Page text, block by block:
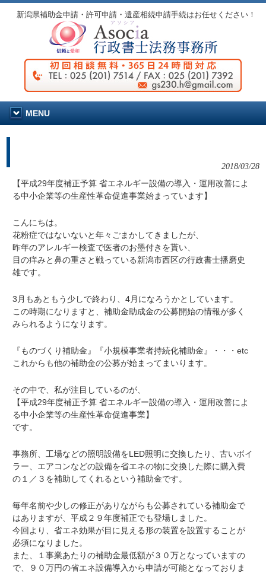
新潟県補助金申請・許可申請・遺産相続申請手続はお任せください！
MENU
2018/03/28
【平成29年度補正予算 省エネルギー設備の導入・運用改善によ
る中小企業等の生産性革命促進事業始まっています】
こんにちは。
花粉症ではないないと年々ごまかしてきましたが、
昨年のアレルギー検査で医者のお墨付きを貰い、
目の痒みと鼻の重さと戦っている新潟市西区の行政書士播磨史
雄です。
3月もあともう少しで終わり、4月になろうかとしています。
この時期になりますと、補助金助成金の公募開始の情報が多く
みられるようになります。
『ものづくり補助金』『小規模事業者持続化補助金』・・・etc
これからも他の補助金の公募が始まってまいります。
その中で、私が注目しているのが、
【平成29年度補正予算 省エネルギー設備の導入・運用改善によ
る中小企業等の生産性革命促進事業】
です。
事務所、工場などの照明設備をLED照明に交換したり、古いボイ
ラー、エアコンなどの設備を省エネの物に交換した際に購入費
の１／３を補助してくれるという補助金です。
毎年名前や少しの修正がありながらも公募されている補助金で
はありますが、平成２９年度補正でも登場しました。
今回より、省エネ効果が目に見える形の装置を設置することが
必須になりました。
また、１事業あたりの補助金最低額が３０万となっていますの
で、９０万円の省エネ設備導入から申請が可能となっておりま